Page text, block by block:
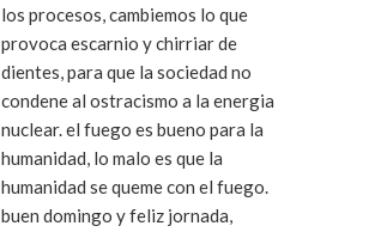
los procesos, cambiemos lo que
provoca escarnio y chirriar de
dientes, para que la sociedad no
condene al ostracismo a la energia
nuclear. el fuego es bueno para la
humanidad, lo malo es que la
humanidad se queme con el fuego.
buen domingo y feliz jornada,